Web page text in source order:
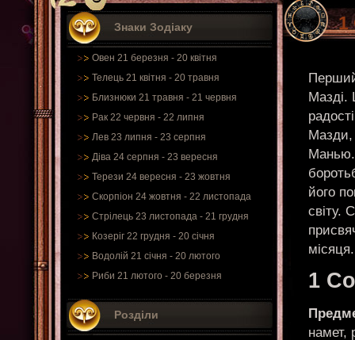
Знаки Зодіаку
Овен 21 березня - 20 квітня
Телець 21 квітня - 20 травня
Близнюки 21 травня - 21 червня
Рак 22 червня - 22 липня
Лев 23 липня - 23 серпня
Діва 24 серпня - 23 вересня
Терези 24 вересня - 23 жовтня
Скорпіон 24 жовтня - 22 листопада
Стрілець 23 листопада - 21 грудня
Козеріг 22 грудня - 20 січня
Водолій 21 січня - 20 лютого
Риби 21 лютого - 20 березня
Розділи
1
Мазді.
Мазди,
Манью.
його
світу.
місяця.
1
намет,